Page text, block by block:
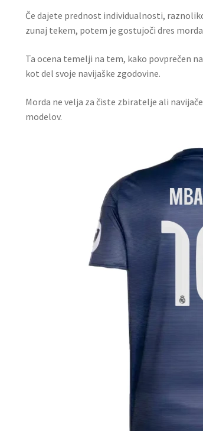
Če dajete prednost individualnosti,
zunaj tekem, potem je gostujoči dres
Ta ocena temelji na tem, kako povprečen
kot del svoje navijaške zgodovine.
Morda ne velja za čiste zbiratelje ali
modelov.